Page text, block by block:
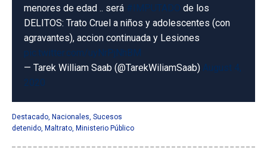
menores de edad .. será #IMPUTADO de los
DELITOS: Trato Cruel a niños y adolescentes (con
agravantes), accion continuada y Lesiones
pic.twitter.com/uyNrPjNhBM
— Tarek William Saab (@TarekWiliamSaab) August 4,
2020
Destacado Nacionales Sucesos
detenido Maltrato Ministerio Público